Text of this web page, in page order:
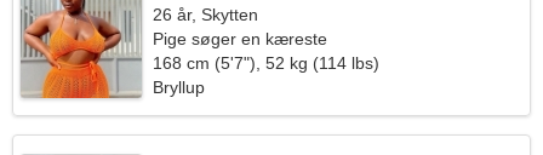
26 år, Skytten
Pige søger en kæreste
168 cm (5'7"), 52 kg (114 lbs)
Bryllup